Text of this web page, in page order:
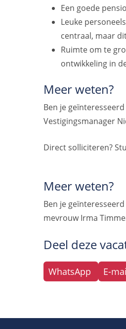
Een goede
Leuke
centraal, maar
Ruimte om te
ontwikkeling in
Meer weten?
Ben je
Vestigingsmanager
Direct solliciteren?
Meer weten?
Ben je
mevrouw Irma
Deel deze
WhatsApp E-